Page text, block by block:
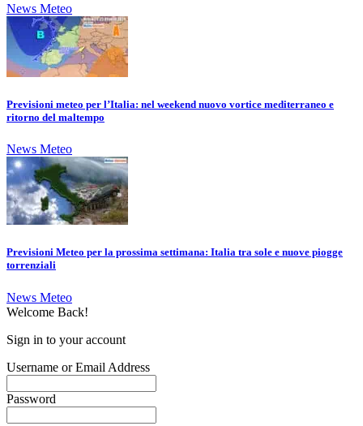
News Meteo
Previsioni meteo per l’Italia: nel weekend nuovo vortice mediterraneo e
ritorno del maltempo
News Meteo
Previsioni Meteo per la prossima settimana: Italia tra sole e nuove piogge
torrenziali
News Meteo
Welcome Back!
Sign in to your account
Username or Email Address
Password